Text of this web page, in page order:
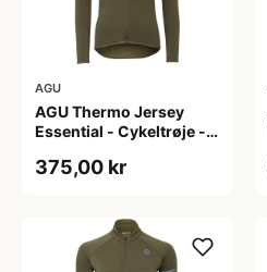
AGU
AGU Thermo Jersey
Essential - Cykeltrøje -
L
375,00 kr